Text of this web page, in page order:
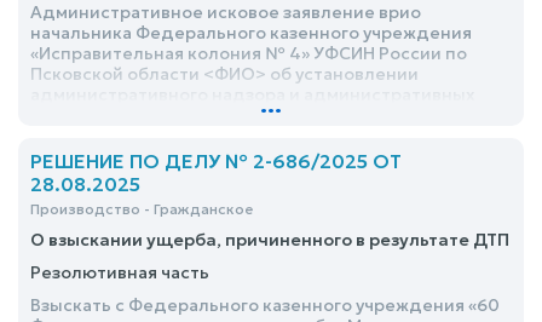
Административное исковое заявление врио
начальника Федерального казенного учреждения
«Исправительная колония № 4» УФСИН России по
Псковской области <ФИО> об установлении
ограничений в отношении <ФИО> - удовлетворить
...
РЕШЕНИЕ ПО ДЕЛУ № 2-686/2025 ОТ
28.08.2025
Производство - Гражданское
О взыскании ущерба, причиненного в результате ДТП
Резолютивная часть
Взыскать с Федерального казенного учреждения «60